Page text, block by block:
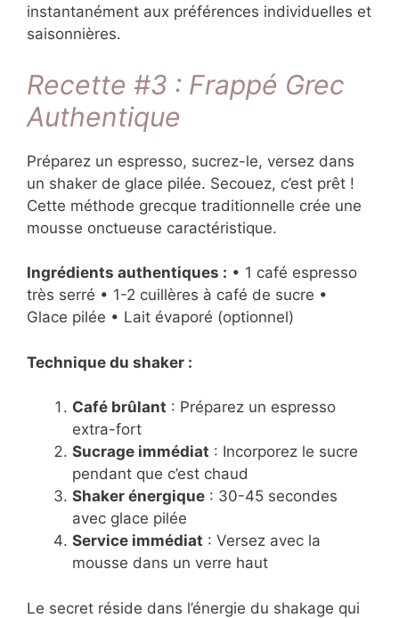
instantanément aux préférences individuelles et
saisonnières.
Recette #3 : Frappé Grec
Authentique
Préparez un espresso, sucrez-le, versez dans
un shaker de glace pilée. Secouez, c’est prêt !
Cette méthode grecque traditionnelle crée une
mousse onctueuse caractéristique.
Ingrédients authentiques : • 1 café espresso
très serré • 1-2 cuillères à café de sucre •
Glace pilée • Lait évaporé (optionnel)
Technique du shaker :
Café brûlant : Préparez un espresso
extra-fort
Sucrage immédiat : Incorporez le sucre
pendant que c’est chaud
Shaker énergique : 30-45 secondes
avec glace pilée
Service immédiat : Versez avec la
mousse dans un verre haut
Le secret réside dans l’énergie du shakage qui